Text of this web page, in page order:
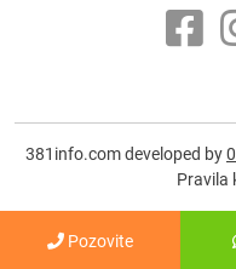
381info.com developed by
Pravila
Pozovite